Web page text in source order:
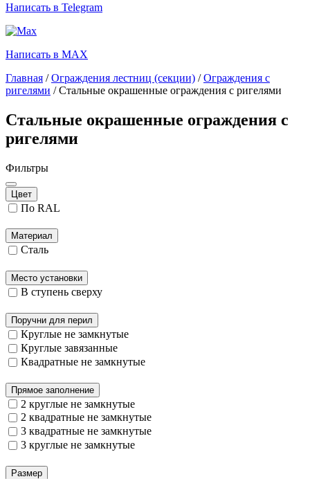
Написать в Telegram
Написать в MAX
Главная /Ограждения лестниц (секции) /Ограждения с
ригелями /Стальные окрашенные ограждения с ригелями
Стальные окрашенные ограждения с
ригелями
Фильтры
Цвет
По RAL
Материал
Сталь
Место установки
В ступень сверху
Поручни для перил
Круглые не замкнутые
Круглые завязанные
Квадратные не замкнутые
Прямое заполнение
2 круглые не замкнутые
2 квадратные не замкнутые
3 квадратные не замкнутые
3 круглые не замкнутые
Размер